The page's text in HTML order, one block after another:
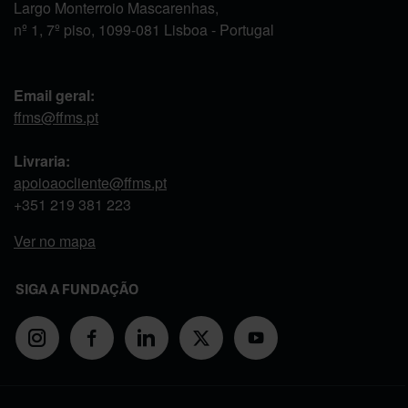
Largo Monterroio Mascarenhas,
nº 1, 7º piso, 1099-081 Lisboa - Portugal
Email geral:
ffms@ffms.pt
Livraria:
apoioaocliente@ffms.pt
+351 219 381 223
Ver no mapa
SIGA A FUNDAÇÃO